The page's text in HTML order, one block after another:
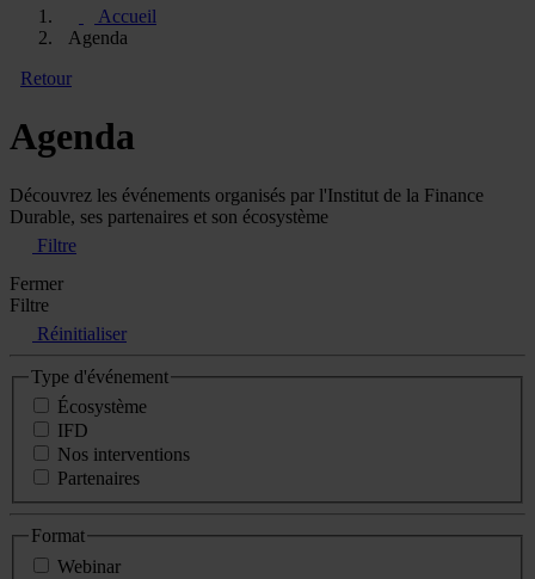
Accueil
Agenda
Retour
Agenda
Découvrez les événements organisés par l'Institut de la Finance
Durable, ses partenaires et son écosystème
Filtre
Fermer
Filtre
Réinitialiser
Type d'événement
Écosystème
IFD
Nos interventions
Partenaires
Format
Webinar